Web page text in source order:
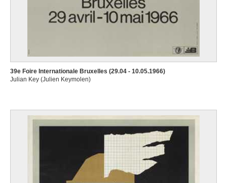
39e Foire Internationale Bruxelles (29.04 - 10.05.1966)
Julian Key (Julien Keymolen)